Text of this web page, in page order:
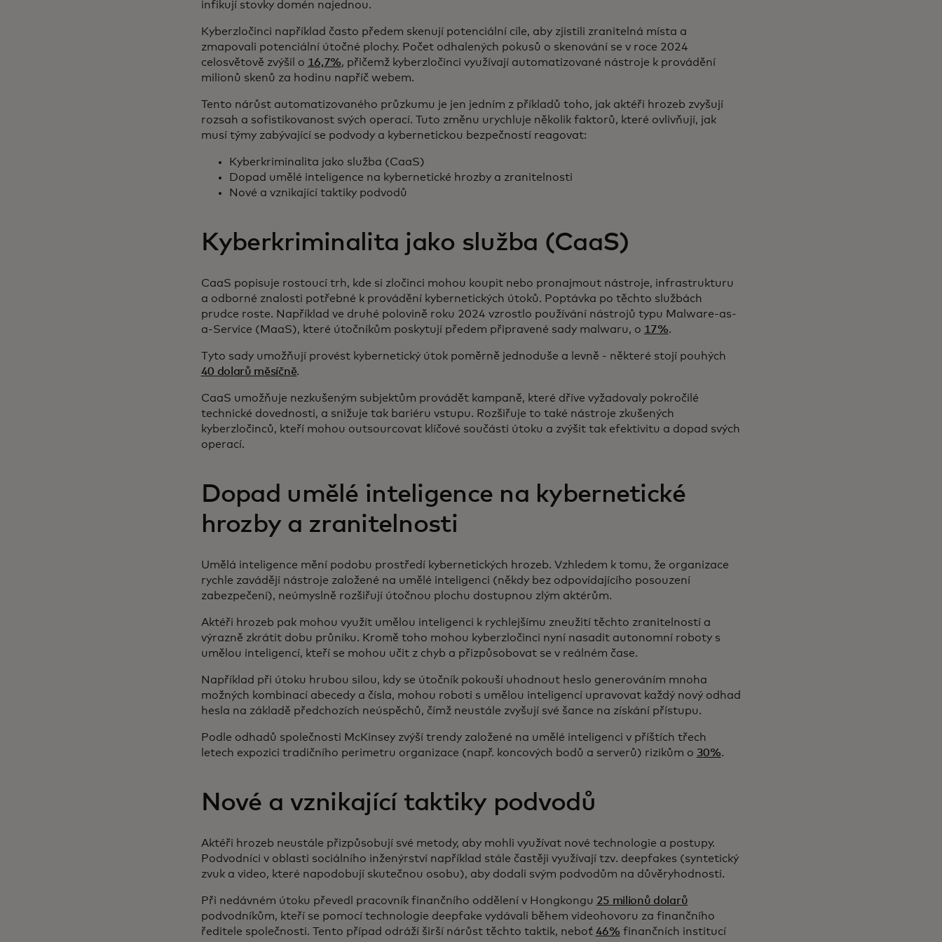
infikují stovky domén najednou.
Kyberzločinci například často předem skenují potenciální cíle, aby zjistili zranitelná místa a
zmapovali potenciální útočné plochy. Počet odhalených pokusů o skenování se v roce 2024
celosvětově zvýšil o 16,7%, přičemž kyberzločinci využívají automatizované nástroje k provádění
milionů skenů za hodinu napříč webem.
Tento nárůst automatizovaného průzkumu je jen jedním z příkladů toho, jak aktéři hrozeb zvyšují
rozsah a sofistikovanost svých operací. Tuto změnu urychluje několik faktorů, které ovlivňují, jak
musí týmy zabývající se podvody a kybernetickou bezpečností reagovat:
Kyberkriminalita jako služba (CaaS)
Dopad umělé inteligence na kybernetické hrozby a zranitelnosti
Nové a vznikající taktiky podvodů
Kyberkriminalita jako služba (CaaS)
CaaS popisuje rostoucí trh, kde si zločinci mohou koupit nebo pronajmout nástroje, infrastrukturu
a odborné znalosti potřebné k provádění kybernetických útoků. Poptávka po těchto službách
prudce roste. Například ve druhé polovině roku 2024 vzrostlo používání nástrojů typu Malware-as-
a-Service (MaaS), které útočníkům poskytují předem připravené sady malwaru, o 17%.
Tyto sady umožňují provést kybernetický útok poměrně jednoduše a levně - některé stojí pouhých
40 dolarů měsíčně.
CaaS umožňuje nezkušeným subjektům provádět kampaně, které dříve vyžadovaly pokročilé
technické dovednosti, a snižuje tak bariéru vstupu. Rozšiřuje to také nástroje zkušených
kyberzločinců, kteří mohou outsourcovat klíčové součásti útoku a zvýšit tak efektivitu a dopad svých
operací.
Dopad umělé inteligence na kybernetické
hrozby a zranitelnosti
Umělá inteligence mění podobu prostředí kybernetických hrozeb. Vzhledem k tomu, že organizace
rychle zavádějí nástroje založené na umělé inteligenci (někdy bez odpovídajícího posouzení
zabezpečení), neúmyslně rozšiřují útočnou plochu dostupnou zlým aktérům.
Aktéři hrozeb pak mohou využít umělou inteligenci k rychlejšímu zneužití těchto zranitelností a
výrazně zkrátit dobu průniku. Kromě toho mohou kyberzločinci nyní nasadit autonomní roboty s
umělou inteligencí, kteří se mohou učit z chyb a přizpůsobovat se v reálném čase.
Například při útoku hrubou silou, kdy se útočník pokouší uhodnout heslo generováním mnoha
možných kombinací abecedy a čísla, mohou roboti s umělou inteligencí upravovat každý nový odhad
hesla na základě předchozích neúspěchů, čímž neustále zvyšují své šance na získání přístupu.
Podle odhadů společnosti McKinsey zvýší trendy založené na umělé inteligenci v příštích třech
letech expozici tradičního perimetru organizace (např. koncových bodů a serverů) rizikům o 30%.
Nové a vznikající taktiky podvodů
Aktéři hrozeb neustále přizpůsobují své metody, aby mohli využívat nové technologie a postupy.
Podvodníci v oblasti sociálního inženýrství například stále častěji využívají tzv. deepfakes (syntetický
zvuk a video, které napodobují skutečnou osobu), aby dodali svým podvodům na důvěryhodnosti.
Při nedávném útoku převedl pracovník finančního oddělení v Hongkongu 25 milionů dolarů
podvodníkům, kteří se pomocí technologie deepfake vydávali během videohovoru za finančního
ředitele společnosti. Tento případ odráží širší nárůst těchto taktik, neboť 46% finančních institucí